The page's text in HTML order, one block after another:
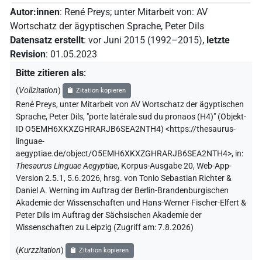
Autor:innen: René Preys; unter Mitarbeit von: AV
Wortschatz der ägyptischen Sprache, Peter Dils
Datensatz erstellt: vor Juni 2015 (1992–2015), letzte
Revision: 01.05.2023
Bitte zitieren als:
(Vollzitation) Zitation kopieren
René Preys, unter Mitarbeit von AV Wortschatz der ägyptischen
Sprache, Peter Dils, "porte latérale sud du pronaos (H4)" (Objekt-
ID O5EMH6XKXZGHRARJB6SEA2NTH4) <https://thesaurus-
linguae-
aegyptiae.de/object/O5EMH6XKXZGHRARJB6SEA2NTH4>, in:
Thesaurus Linguae Aegyptiae, Korpus-Ausgabe 20, Web-App-
Version 2.5.1, 5.6.2026, hrsg. von Tonio Sebastian Richter &
Daniel A. Werning im Auftrag der Berlin-Brandenburgischen
Akademie der Wissenschaften und Hans-Werner Fischer-Elfert &
Peter Dils im Auftrag der Sächsischen Akademie der
Wissenschaften zu Leipzig (Zugriff am:7.8.2026)
(Kurzzitation) Zitation kopieren